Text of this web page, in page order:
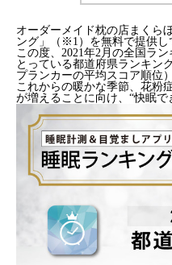
オーダーメイド枕の店まくら
ング」（※1）を無料で提供し
この度、2021年2月の全国ラ
とっている都道府県ランキン
プランカーの平均スコア順位
これからの暖かな季節、花粉
が増えることに向け、“快眠で